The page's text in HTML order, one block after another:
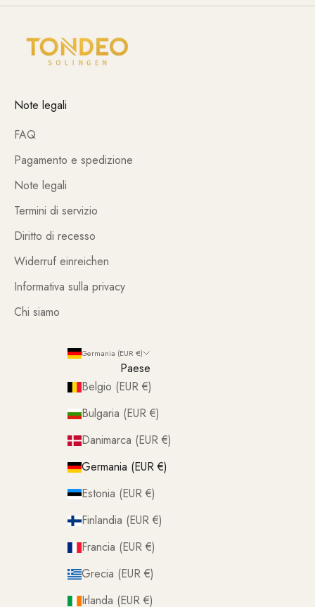
Note legali
FAQ
Pagamento e spedizione
Note legali
Termini di servizio
Diritto di recesso
Widerruf einreichen
Informativa sulla privacy
Chi siamo
Germania (EUR €)
Paese
Belgio (EUR €)
Bulgaria (EUR €)
Danimarca (EUR €)
Germania (EUR €)
Estonia (EUR €)
Finlandia (EUR €)
Francia (EUR €)
Grecia (EUR €)
Irlanda (EUR €)